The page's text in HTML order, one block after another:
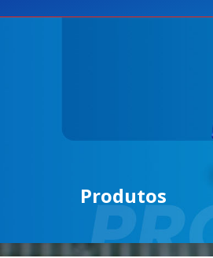
Produtos